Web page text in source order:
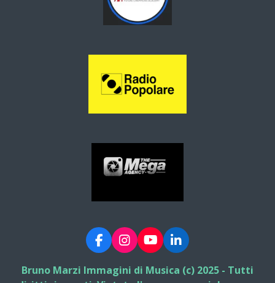
F
a
c
e
I
n
s
t
Y
o
u
L
i
n
Bruno Marzi Immagini di Musica (c) 2025 - Tutti